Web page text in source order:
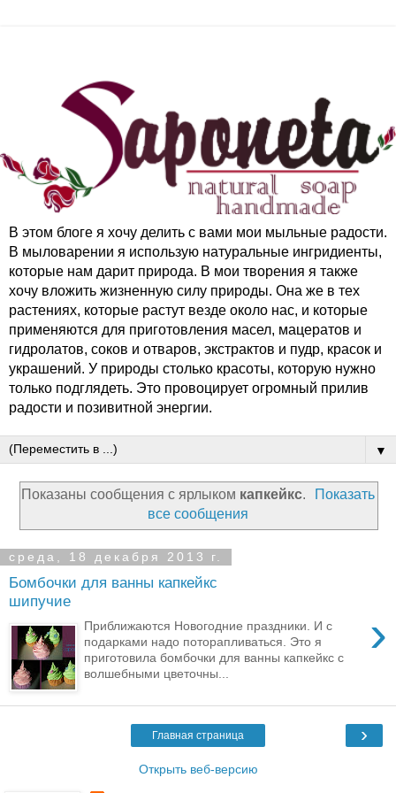
В этом блоге я хочу делить с вами мои мыльные радости.
В мыловарении я использую натуральные ингридиенты,
которые нам дарит природа. В мои творения я также
хочу вложить жизненную силу природы. Она же в тех
растениях, которые растут везде около нас, и которые
применяются для приготовления масел, мацератов и
гидролатов, соков и отваров, экстрактов и пудр, красок и
украшений. У природы столько красоты, которую нужно
только подглядеть. Это провоцирует огромный прилив
радости и позивитной энергии.
▼
Показаны сообщения с ярлыком капкейкс.
Показать
все сообщения
среда, 18 декабря 2013 г.
Бомбочки для ванны капкейкс
шипучие
›
Приближаются Новогодние праздники. И с
подарками надо поторапливаться. Это я
приготовила бомбочки для ванны капкейкс с
волшебными цветочны...
›
Главная страница
Открыть веб-версию